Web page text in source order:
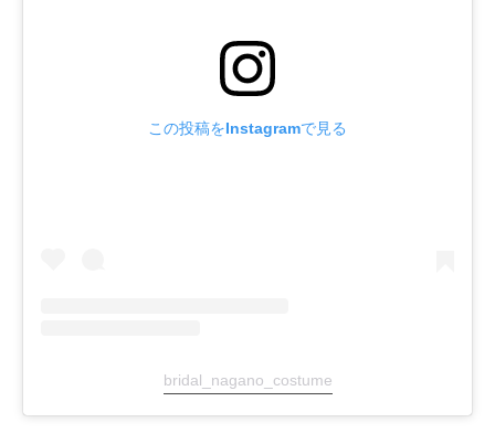
この投稿をInstagramで見る
bridal_nagano_costume